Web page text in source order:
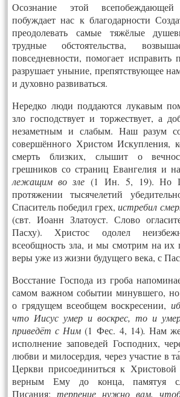
Осознание этой
побуждает нас к благодарности
преодолевать самые тяжёлые
трудные обстоятельства,
повседневности, помогает
разрушает уныние, препятствующее
и духовно развиваться.
Нередко люди поддаются лукавым
зло господствует и торжествует, а
незаметным и слабым. Наш разум
совершённого Христом Искупления,
смерть близких, слышит о
грешников со страниц Евангелия и
лежащим во зле (1 Ин. 5, 19). Но
протяжении тысячелетий
Спаситель победил грех,истребил
(свт. Иоанн Златоуст. Слово
Пасху). Христос одолел
всеобщность зла, и мы смотрим на их
веры уже из жизни будущего века, с
Восстание Господа из гроба
самом важном событии минувшего, но
о грядущем всеобщем воскресении,
что Иисус умер и воскрес, то и
приведёт с Ним(1 Фес. 4, 14). Нам же
исполнение заповедей Господних,
любви и милосердия, через участие в
Церкви присоединиться к Христовой
верным Ему до конца, памятуя
Писания:терпение нужно вам,